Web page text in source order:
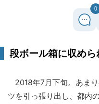
0
段ボール箱に収め
2018年7月下旬。あま
ツを引っ張り出し、都内